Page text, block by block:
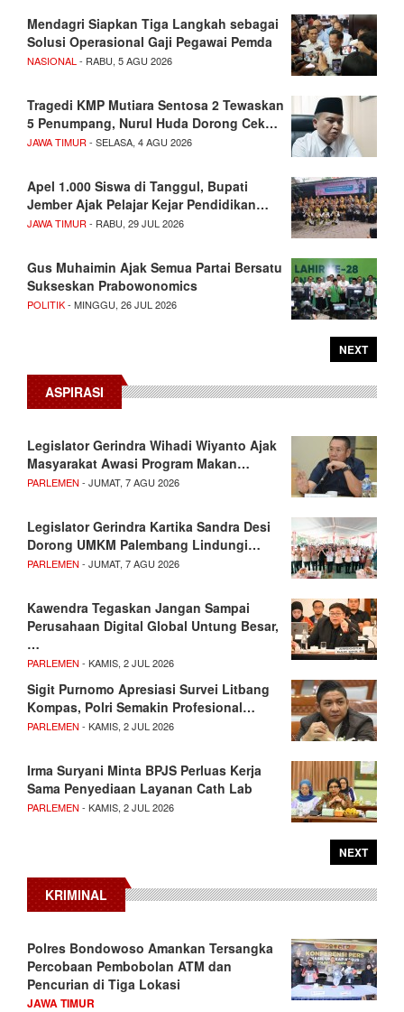
Mendagri Siapkan Tiga Langkah sebagai
Solusi Operasional Gaji Pegawai Pemda
NASIONAL - RABU, 5 AGU 2026
Tragedi KMP Mutiara Sentosa 2 Tewaskan
5 Penumpang, Nurul Huda Dorong Cek…
JAWA TIMUR - SELASA, 4 AGU 2026
Apel 1.000 Siswa di Tanggul, Bupati
Jember Ajak Pelajar Kejar Pendidikan…
JAWA TIMUR - RABU, 29 JUL 2026
Gus Muhaimin Ajak Semua Partai Bersatu
Sukseskan Prabowonomics
POLITIK- MINGGU, 26 JUL 2026
NEXT
ASPIRASI
Legislator Gerindra Wihadi Wiyanto Ajak
Masyarakat Awasi Program Makan…
PARLEMEN - JUMAT, 7 AGU 2026
Legislator Gerindra Kartika Sandra Desi
Dorong UMKM Palembang Lindungi…
PARLEMEN - JUMAT, 7 AGU 2026
Kawendra Tegaskan Jangan Sampai
Perusahaan Digital Global Untung Besar,
…
PARLEMEN - KAMIS, 2 JUL 2026
Sigit Purnomo Apresiasi Survei Litbang
Kompas, Polri Semakin Profesional…
PARLEMEN - KAMIS, 2 JUL 2026
Irma Suryani Minta BPJS Perluas Kerja
Sama Penyediaan Layanan Cath Lab
PARLEMEN - KAMIS, 2 JUL 2026
NEXT
KRIMINAL
Polres Bondowoso Amankan Tersangka
Percobaan Pembobolan ATM dan
Pencurian di Tiga Lokasi
JAWA TIMUR